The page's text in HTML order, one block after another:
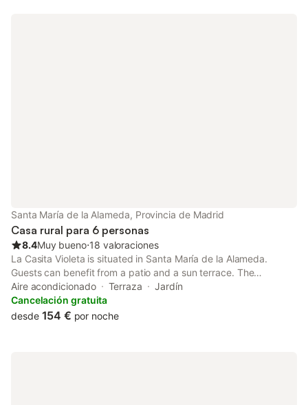
Santa María de la Alameda, Provincia de Madrid
Casa rural para 6 personas
8.4Muy bueno⋅18 valoraciones
La Casita Violeta is situated in Santa María de la Alameda.
Guests can benefit from a patio and a sun terrace. The
accommodation features a concierge service, private check-in
and check-out and organising tours for guests.
Aire acondicionado Terraza
Jardín
Cancelación gratuita
desde 154 € por noche